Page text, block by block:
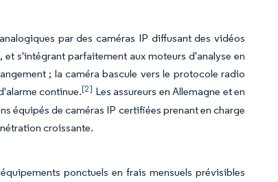
par des caméras IP diffusant des vidéos
s'intégrant parfaitement aux moteurs d'analyse en
; la caméra bascule vers le protocole radio
continue.[2] Les assureurs en Allemagne et en
équipés de caméras IP certifiées prenant en charge
croissante.
ponctuels en frais mensuels prévisibles